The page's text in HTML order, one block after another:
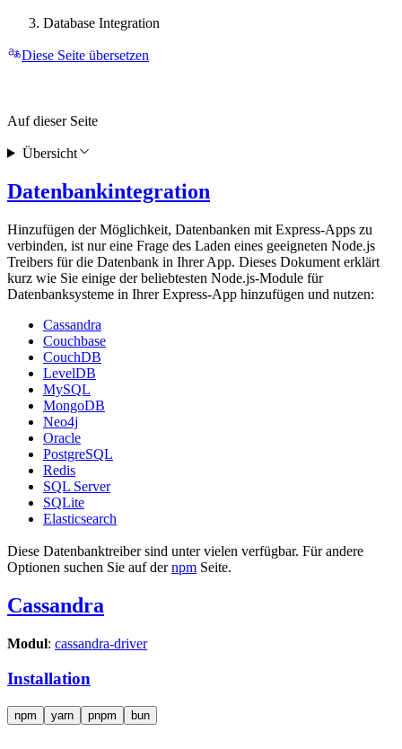
Database Integration
Diese Seite übersetzen
Datenbankintegration
Hinzufügen der Möglichkeit, Datenbanken mit Express-Apps zu
verbinden, ist nur eine Frage des Laden eines geeigneten Node.js
Treibers für die Datenbank in Ihrer App. Dieses Dokument erklärt
kurz wie Sie einige der beliebtesten Node.js-Module für
Datenbanksysteme in Ihrer Express-App hinzufügen und nutzen:
Cassandra
Couchbase
CouchDB
LevelDB
MySQL
MongoDB
Neo4j
Oracle
PostgreSQL
Redis
SQL Server
SQLite
Elasticsearch
Diese Datenbanktreiber sind unter vielen verfügbar. Für andere
Optionen suchen Sie auf dernpm Seite.
Cassandra
Modul: cassandra-driver
Installation
npm yarn pnpm bun
Auf dieser Seite
Übersicht